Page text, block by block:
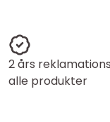
2 års
alle produkter